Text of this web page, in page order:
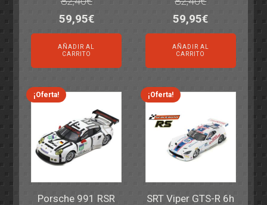
El
precio
original
era:
82,40€.
59,95€El
precio
es:
59,95€.
AÑADIR AL
CARRITO
El
precio
original
era:
82,40€.
59,95€El
precio
es:
59,95€.
AÑADIR AL
CARRITO
¡Oferta!
Porsche 991 RSR
¡Oferta!
SRT Viper GTS-R 6h